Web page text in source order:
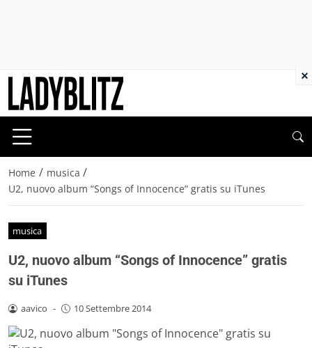
Home / musica /
U2, nuovo album “Songs of Innocence” gratis su iTunes
musica
U2, nuovo album “Songs of Innocence” gratis
su iTunes
aavico - 10 Settembre 2014
×